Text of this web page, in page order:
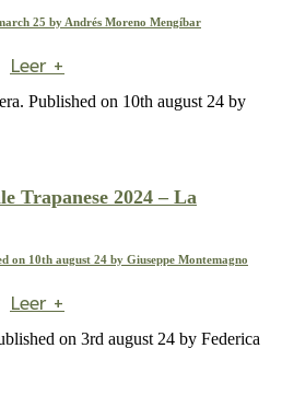
25 by Andrés Moreno Mengíbar
Leer +
Trapanese 2024 – La
on 10th august 24 by Giuseppe Montemagno
Leer +